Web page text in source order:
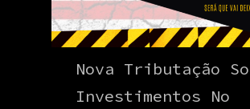
Nova Tributação
Investimentos No